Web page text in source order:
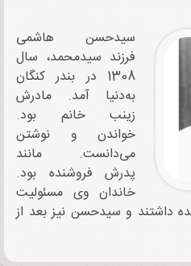
سیدحسن هاشمی
فرزند سیدمحمد، سال
1308 در بندر کنگان
به‌دنیا آمد. مادرش
زینب خانم بود.
خواندن و نوشتن
می‌دانست. مانند
پدرش فروشنده بود.
خاندان وی مسئولیت
داشتند و سیدحسن نیز بعد از